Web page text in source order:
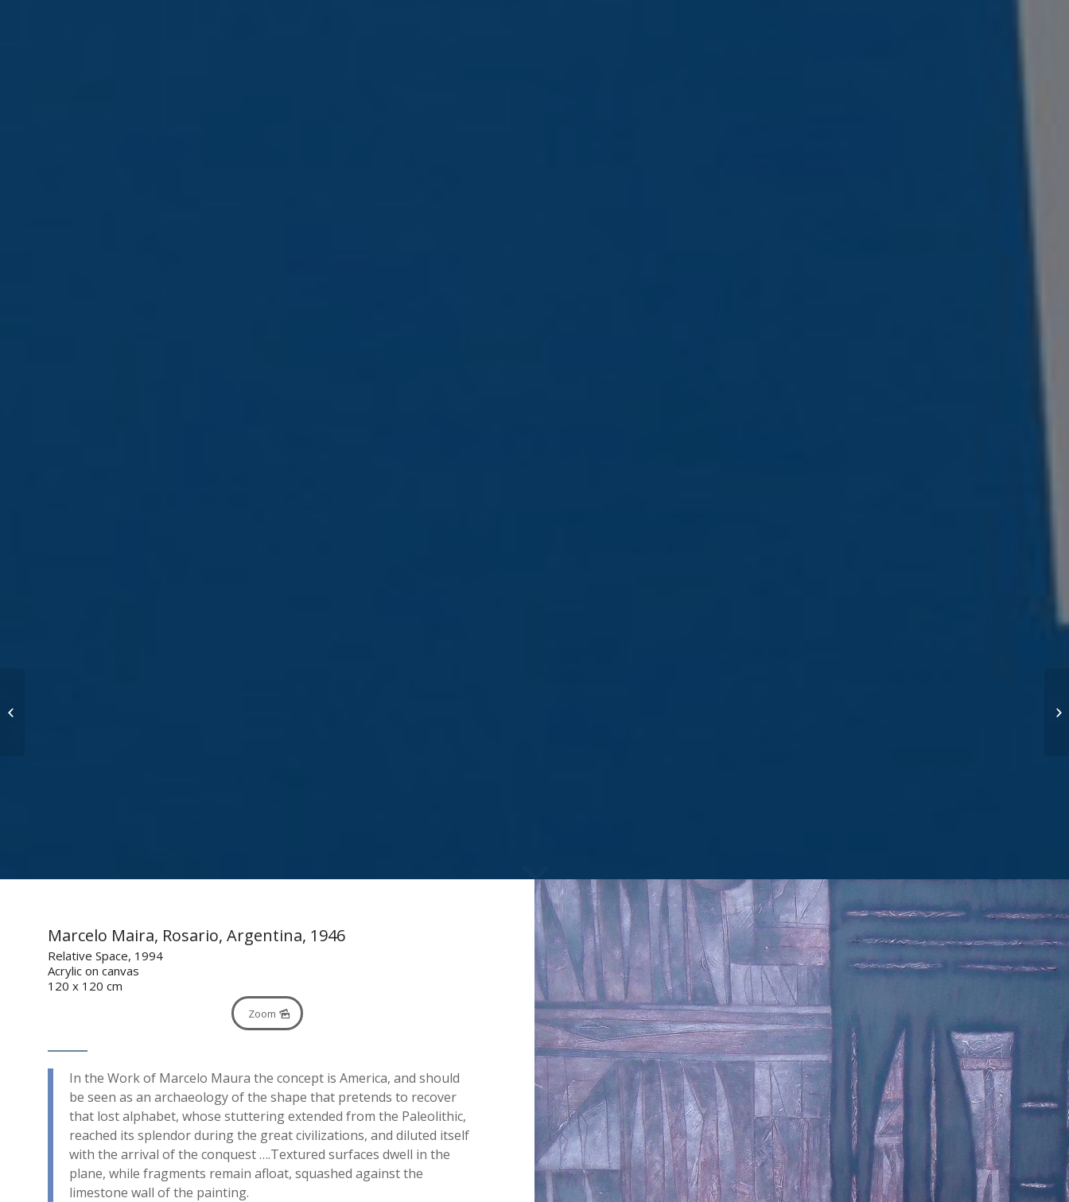
Marcelo Maira, Rosario, Argentina, 1946
Relative Space, 1994
Acrylic on canvas
120 x 120 cm
Zoom
In the Work of Marcelo Maura the concept is America, and should
be seen as an archaeology of the shape that pretends to recover
that lost alphabet, whose stuttering extended from the Paleolithic,
reached its splendor during the great civilizations, and diluted itself
with the arrival of the conquest ….Textured surfaces dwell in the
plane, while fragments remain afloat, squashed against the
limestone wall of the painting.